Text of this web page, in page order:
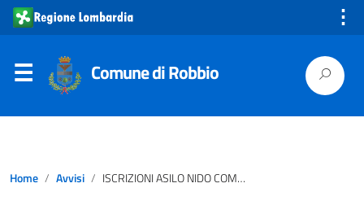
⋮
Comune di Robbio
Home Avvisi ISCRIZIONI ASILO NIDO COMUNALE “IL GIRASOLE” ANNO SCOLASTICO 2024/2025